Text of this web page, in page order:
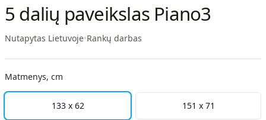
5 dalių paveikslas Piano3
Nutapytas Lietuvoje•Rankų darbas
Matmenys, cm
133 x 62 151 x 71